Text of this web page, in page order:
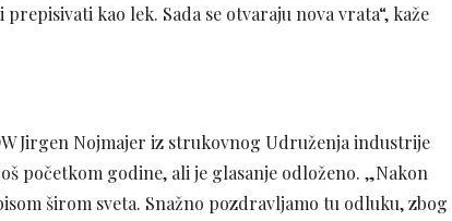
kao lek. Sada se otvaraju nova vrata“, kaže
Jirgen Nojmajer iz strukovnog Udruženja industrije
početkom godine, ali je glasanje odloženo. „Nakon
širom sveta. Snažno pozdravljamo tu odluku, zbog